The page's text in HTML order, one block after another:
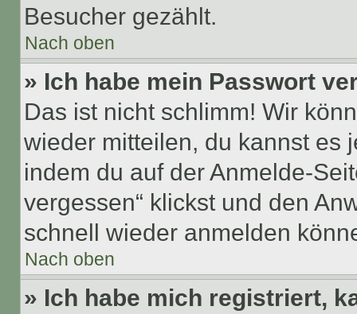
Besucher gezählt.
Nach oben
» Ich habe mein Passwort
Das ist nicht schlimm! Wir
wieder mitteilen, du kannst es
indem du auf der Anmelde-
vergessen“ klickst und den
schnell wieder anmelden
Nach oben
» Ich habe mich registriert,